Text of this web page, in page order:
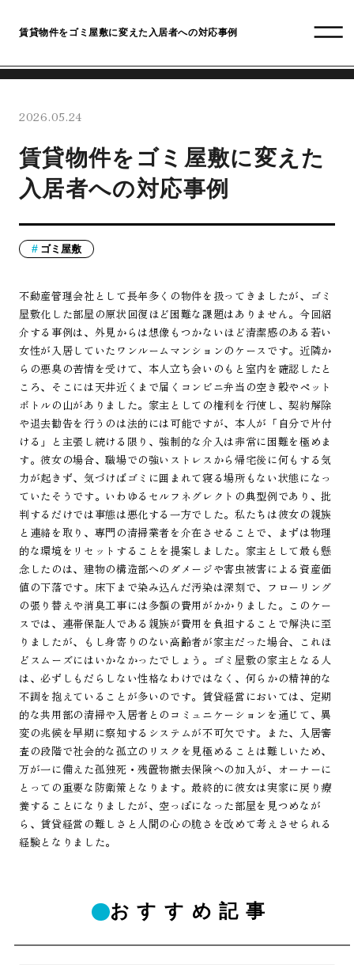
賃貸物件をゴミ屋敷に変えた入居者への対応事例
2026.05.24
賃貸物件をゴミ屋敷に変えた
入居者への対応事例
ゴミ屋敷
不動産管理会社として長年多くの物件を扱ってきましたが、ゴミ
屋敷化した部屋の原状回復ほど困難な課題はありません。今回紹
介する事例は、外見からは想像もつかないほど清潔感のある若い
女性が入居していたワンルームマンションのケースです。近隣か
らの悪臭の苦情を受けて、本人立ち会いのもと室内を確認したと
ころ、そこには天井近くまで届くコンビニ弁当の空き殻やペット
ボトルの山がありました。家主としての権利を行使し、契約解除
や退去勧告を行うのは法的には可能ですが、本人が「自分で片付
ける」と主張し続ける限り、強制的な介入は非常に困難を極めま
す。彼女の場合、職場での強いストレスから帰宅後に何もする気
力が起きず、気づけばゴミに囲まれて寝る場所もない状態になっ
ていたそうです。いわゆるセルフネグレクトの典型例であり、批
判するだけでは事態は悪化する一方でした。私たちは彼女の親族
と連絡を取り、専門の清掃業者を介在させることで、まずは物理
的な環境をリセットすることを提案しました。家主として最も懸
念したのは、建物の構造部へのダメージや害虫被害による資産価
値の下落です。床下まで染み込んだ汚染は深刻で、フローリング
の張り替えや消臭工事には多額の費用がかかりました。このケー
スでは、連帯保証人である親族が費用を負担することで解決に至
りましたが、もし身寄りのない高齢者が家主だった場合、これほ
どスムーズにはいかなかったでしょう。ゴミ屋敷の家主となる人
は、必ずしもだらしない性格なわけではなく、何らかの精神的な
不調を抱えていることが多いのです。賃貸経営においては、定期
的な共用部の清掃や入居者とのコミュニケーションを通じて、異
変の兆候を早期に察知するシステムが不可欠です。また、入居審
査の段階で社会的な孤立のリスクを見極めることは難しいため、
万が一に備えた孤独死・残置物撤去保険への加入が、オーナーに
とっての重要な防衛策となります。最終的に彼女は実家に戻り療
養することになりましたが、空っぽになった部屋を見つめなが
ら、賃貸経営の難しさと人間の心の脆さを改めて考えさせられる
経験となりました。
おすすめ記事